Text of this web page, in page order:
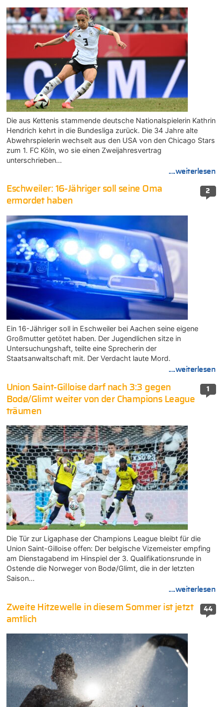
Die aus Kettenis stammende deutsche Nationalspielerin Kathrin
Hendrich kehrt in die Bundesliga zurück. Die 34 Jahre alte
Abwehrspielerin wechselt aus den USA von den Chicago Stars
zum 1. FC Köln, wo sie einen Zweijahresvertrag
unterschrieben…
....weiterlesen
2
Eschweiler: 16-Jähriger soll seine Oma
ermordet haben
Ein 16-Jähriger soll in Eschweiler bei Aachen seine eigene
Großmutter getötet haben. Der Jugendlichen sitze in
Untersuchungshaft, teilte eine Sprecherin der
Staatsanwaltschaft mit. Der Verdacht laute Mord.
....weiterlesen
1
Union Saint-Gilloise darf nach 3:3 gegen
Bodø/Glimt weiter von der Champions League
träumen
Die Tür zur Ligaphase der Champions League bleibt für die
Union Saint-Gilloise offen: Der belgische Vizemeister empfing
am Dienstagabend im Hinspiel der 3. Qualifikationsrunde in
Ostende die Norweger von Bodø/Glimt, die in der letzten
Saison…
....weiterlesen
44
Zweite Hitzewelle in diesem Sommer ist jetzt
amtlich